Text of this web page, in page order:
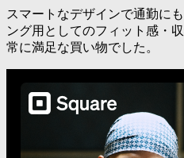
スマートなデザインで通勤に
ング用としてのフィット感・
常に満足な買い物でした。